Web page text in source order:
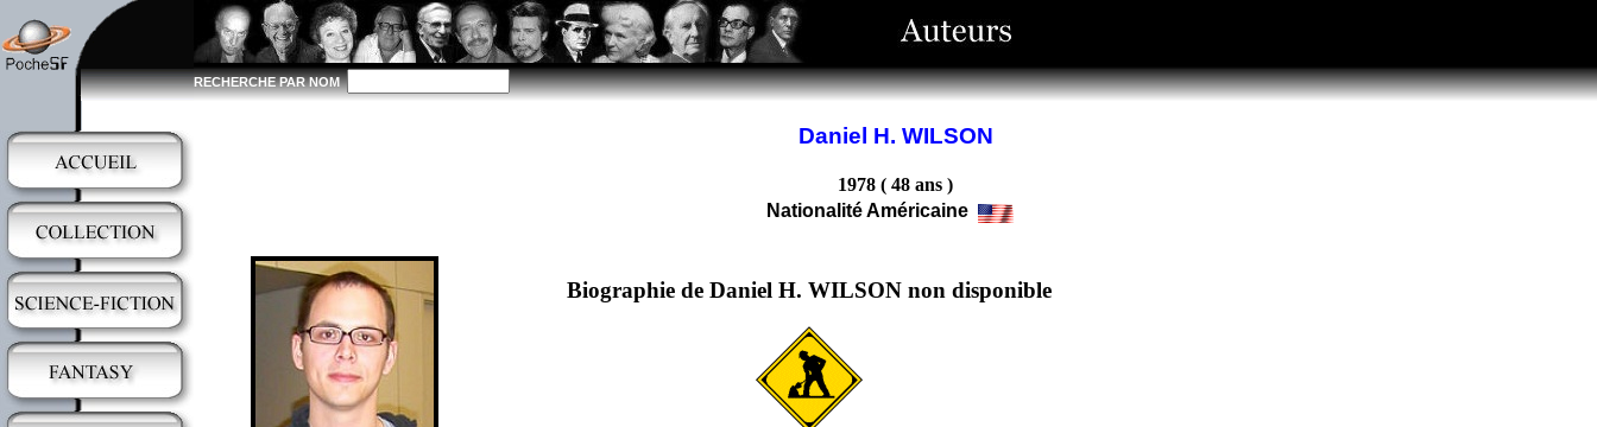
RECHERCHE PAR NOM
Daniel H. WILSON
1978 ( 48 ans )
Nationalité Américaine
Biographie de Daniel H. WILSON non disponible